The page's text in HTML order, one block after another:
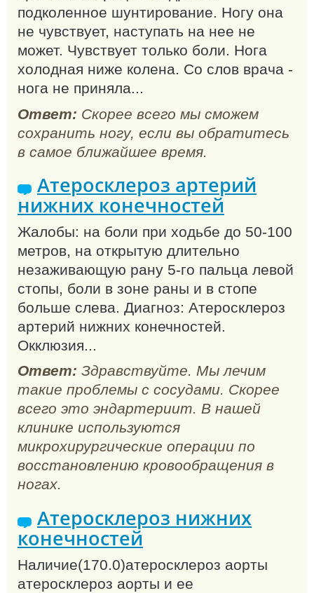
подколенное шунтирование. Ногу она
не чувствует, наступать на нее не
может. Чувствует только боли. Нога
холодная ниже колена. Со слов врача -
нога не приняла...
Ответ: Скорее всего мы сможем
сохранить ногу, если вы обратитесь
в самое ближайшее время.
Атеросклероз артерий
нижних конечностей
Жалобы: на боли при ходьбе до 50-100
метров, на открытую длительно
незаживающую рану 5-го пальца левой
стопы, боли в зоне раны и в стопе
больше слева. Диагноз: Атеросклероз
артерий нижних конечностей.
Окклюзия...
Ответ: Здравствуйте. Мы лечим
такие проблемы с сосудами. Скорее
всего это эндартериит. В нашей
клинике используются
микрохирургические операции по
восстановлению кровообращения в
ногах.
Атеросклероз нижних
конечностей
Наличие(170.0)атеросклероз аорты
атеросклероз аорты и ее